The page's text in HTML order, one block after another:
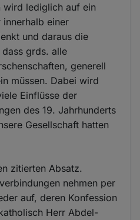
wird lediglich auf ein
einer
und daraus die
grds. alle
generell
müssen. Dabei wird
Einflüsse der
des 19. Jahrhunderts
Gesellschaft hatten
zitierten Absatz.
nehmen per
auf, deren Konfession
Herr Abdel-